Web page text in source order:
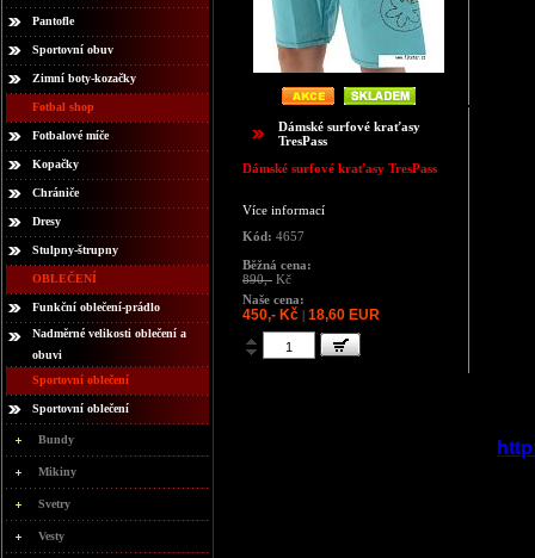
Pantofle
Sportovní obuv
Zimní boty-kozačky
Fotbal shop
Fotbalové míče
Kopačky
Chrániče
Dresy
Stulpny-štrupny
OBLEČENÍ
Funkční oblečení-prádlo
Nadměrné velikosti oblečení a
obuvi
Sportovní oblečení
Sportovní oblečení
Bundy
Mikiny
Svetry
Vesty
Dámské surfové kraťasy
TresPass
Dámské surfové kraťasy TresPass
Více informací
Kód: 4657
Běžná cena:
890,- Kč
Naše cena:
450,- Kč | 18,60 EUR